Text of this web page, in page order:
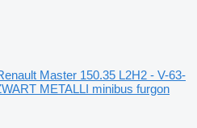
Master 150.35 L2H2 - V-63-
METALLI minibus furgon